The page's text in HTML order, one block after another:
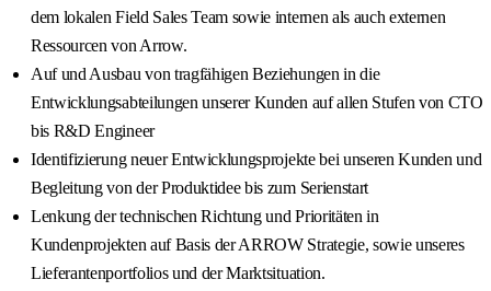
dem lokalen Field Sales Team sowie internen als auch externen
Ressourcen von Arrow.
Auf und Ausbau von tragfähigen Beziehungen in die
Entwicklungsabteilungen unserer Kunden auf allen Stufen von CTO
bis R&D Engineer
Identifizierung neuer Entwicklungsprojekte bei unseren Kunden und
Begleitung von der Produktidee bis zum Serienstart
Lenkung der technischen Richtung und Prioritäten in
Kundenprojekten auf Basis der ARROW Strategie, sowie unseres
Lieferantenportfolios und der Marktsituation.